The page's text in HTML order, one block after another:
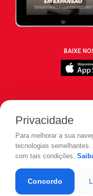
BAIXE
Privacidade
Para melhorar a sua
tecnologias
com tais condições.
Concordo